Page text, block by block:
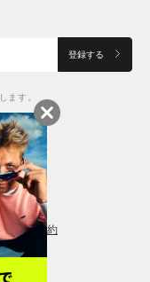
登録する
ます。
会員規約